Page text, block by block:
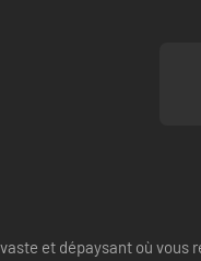
et dépaysant où